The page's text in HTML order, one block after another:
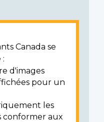
Canada se
:
d'images
pour un
les
conformer aux